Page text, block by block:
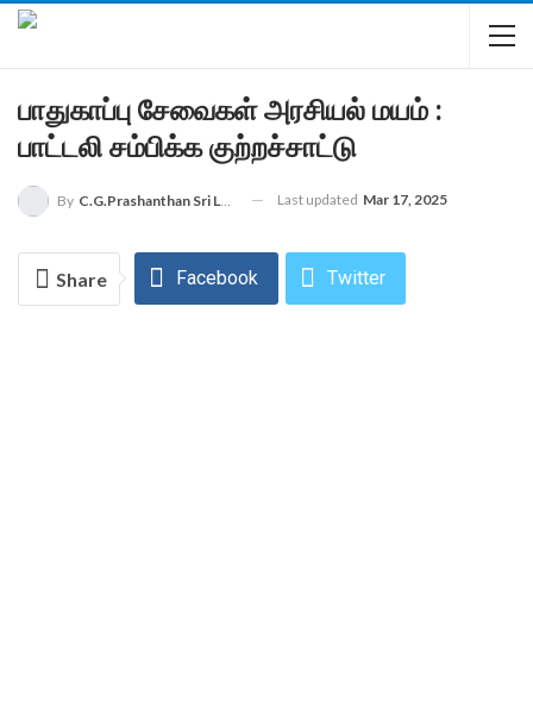
பாதுகாப்பு சேவைகள் அரசியல் மயம் :
பாட்டலி சம்பிக்க குற்றச்சாட்டு
By C.G.Prashanthan Sri Lanka - Colombo Reporter For MEIVELI Last updated Mar 17, 2025
Share Facebook Twitter